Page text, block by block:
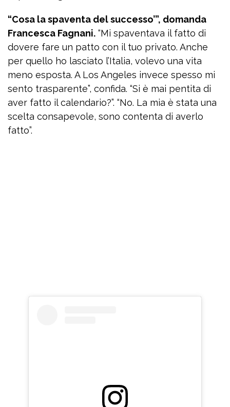
“Cosa la spaventa del successo’”, domanda
Francesca Fagnani. “Mi spaventava il fatto di
dovere fare un patto con il tuo privato. Anche
per quello ho lasciato l’Italia, volevo una vita
meno esposta. A Los Angeles invece spesso mi
sento trasparente”, confida. “Si è mai pentita di
aver fatto il calendario?”. “No. La mia è stata una
scelta consapevole, sono contenta di averlo
fatto”.